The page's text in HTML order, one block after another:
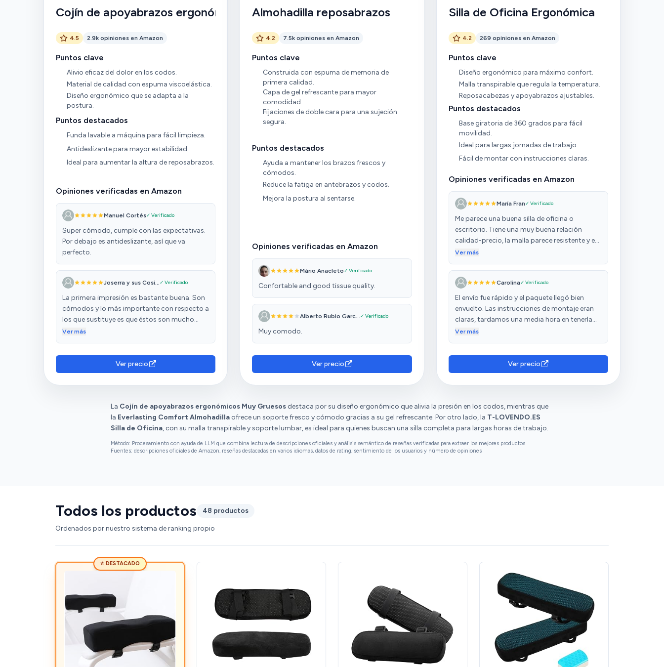
Cojín de apoyabrazos ergonómicos
4.5 2.9k opiniones en Amazon
Puntos clave
Alivio eficaz del dolor en los codos.
Material de calidad con espuma viscoelástica.
Diseño ergonómico que se adapta a la
postura.
Puntos destacados
Funda lavable a máquina para fácil limpieza.
Antideslizante para mayor estabilidad.
Ideal para aumentar la altura de reposabrazos.
Opiniones verificadas en Amazon
Manuel Cortés✓ Verificado
Super cómodo, cumple con las expectativas.
Por debajo es antideslizante, así que va
perfecto.
Joserra y sus Cosi...✓ Verificado
La primera impresión es bastante buena. Son
cómodos y lo más importante con respecto a
los que sustituye es que éstos son mucho
más estables. La fijación a brazo de la silla es
cómodos de usar. Espero que la resistencia
esté a la altura.
Ver más
Ver precio
Almohadilla reposabrazos
4.2 7.5k opiniones en Amazon
Puntos clave
Construida con espuma de memoria de
primera calidad.
Capa de gel refrescante para mayor
comodidad.
Fijaciones de doble cara para una sujeción
segura.
Puntos destacados
Ayuda a mantener los brazos frescos y
cómodos.
Reduce la fatiga en antebrazos y codos.
Mejora la postura al sentarse.
Opiniones verificadas en Amazon
Mário Anacleto✓ Verificado
Confortable and good tissue quality.
Alberto Rubio Garc...✓ Verificado
Muy comodo.
Ver precio
Silla de Oficina Ergonómica
4.2 269 opiniones en Amazon
Puntos clave
Diseño ergonómico para máximo confort.
Malla transpirable que regula la temperatura.
Reposacabezas y apoyabrazos ajustables.
Puntos destacados
Base giratoria de 360 grados para fácil
movilidad.
Ideal para largas jornadas de trabajo.
Fácil de montar con instrucciones claras.
Opiniones verificadas en Amazon
María Fran✓ Verificado
Me parece una buena silla de oficina o
escritorio. Tiene una muy buena relación
calidad-precio, la malla parece resistente y es
fácil de montar. Hay que ver el desgate que
para mí, el ajuste lumbar está muy bien. Me
pareció muy útil que vinieran junto con los
tornillos, un juego con uno más de los
tornillos y tapones que utiliza por si se pierde
alguno.
Ver más
Carolina✓ Verificado
El envío fue rápido y el paquete llegó bien
envuelto. Las instrucciones de montaje eran
claras, tardamos una media hora en tenerla
lista porque fuimos con calma. Es muy
Ver más
Ver precio
La Cojín de apoyabrazos ergonómicos Muy Gruesos destaca por su diseño ergonómico que alivia la presión en los codos, mientras que
la Everlasting Comfort Almohadilla ofrece un soporte fresco y cómodo gracias a su gel refrescante. Por otro lado, la T-LOVENDO.ES
Silla de Oficina, con su malla transpirable y soporte lumbar, es ideal para quienes buscan una silla completa para largas horas de trabajo.
Método: Procesamiento con ayuda de LLM que combina lectura de descripciones oficiales y análisis semántico de reseñas verificadas para extraer los mejores productos
Fuentes: descripciones oficiales de Amazon, reseñas destacadas en varios idiomas, datos de rating, sentimiento de los usuarios y número de opiniones
Todos los productos 48 productos
Ordenados por nuestro sistema de ranking propio
⭐ DESTACADO